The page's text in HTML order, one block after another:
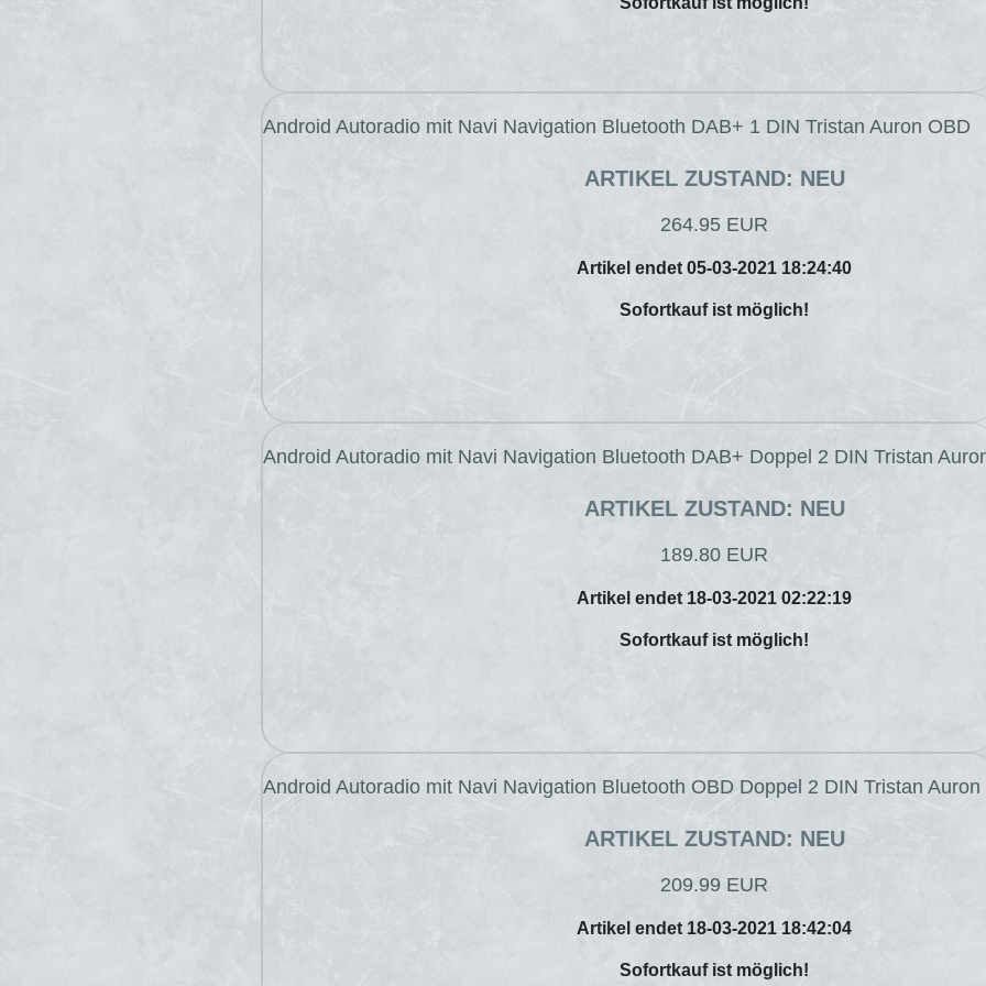
Android Autoradio mit Navi Navigation Bluetooth DAB+ 1 DIN Tristan Auron OBD
ARTIKEL ZUSTAND: NEU
264.95 EUR
Artikel endet 05-03-2021 18:24:40
Sofortkauf ist möglich!
Android Autoradio mit Navi Navigation Bluetooth DAB+ Doppel 2 DIN Tristan
ARTIKEL ZUSTAND: NEU
189.80 EUR
Artikel endet 18-03-2021 02:22:19
Sofortkauf ist möglich!
Android Autoradio mit Navi Navigation Bluetooth OBD Doppel 2 DIN Tristan Auron
ARTIKEL ZUSTAND: NEU
209.99 EUR
Artikel endet 18-03-2021 18:42:04
Sofortkauf ist möglich!